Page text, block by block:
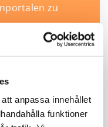
anpassa innehållet
funktioner
zu